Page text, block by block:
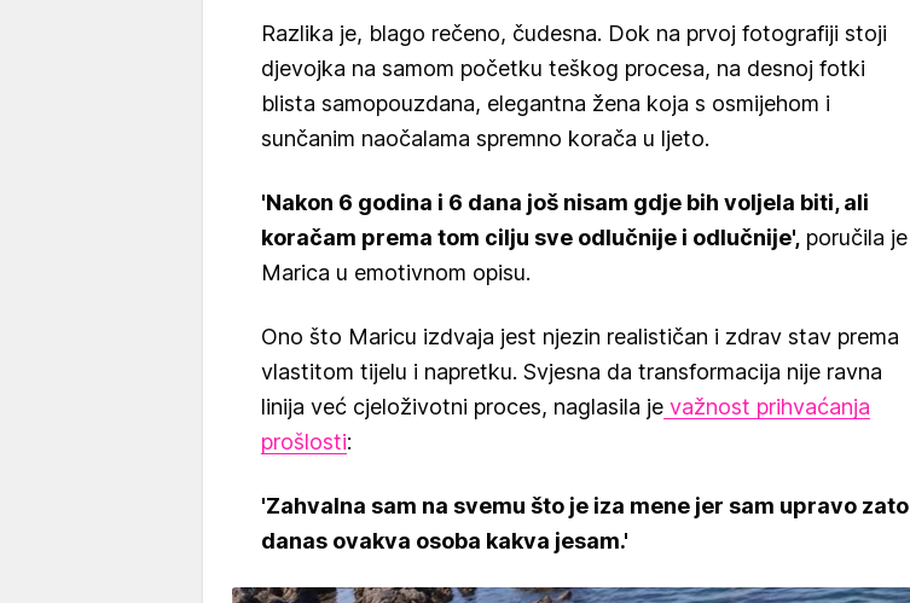
Razlika je, blago rečeno, čudesna. Dok na prvoj fotografiji stoji
djevojka na samom početku teškog procesa, na desnoj fotki
blista samopouzdana, elegantna žena koja s osmijehom i
sunčanim naočalama spremno korača u ljeto.
'Nakon 6 godina i 6 dana još nisam gdje bih voljela biti, ali
koračam prema tom cilju sve odlučnije i odlučnije', poručila je
Marica u emotivnom opisu.
Ono što Maricu izdvaja jest njezin realističan i zdrav stav prema
vlastitom tijelu i napretku. Svjesna da transformacija nije ravna
linija već cjeloživotni proces, naglasila je važnost prihvaćanja
prošlosti:
'Zahvalna sam na svemu što je iza mene jer sam upravo zato
danas ovakva osoba kakva jesam.'